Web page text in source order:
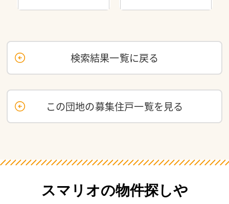
検索結果一覧に戻る
この団地の募集住戸一覧を見る
スマリオの物件探しや